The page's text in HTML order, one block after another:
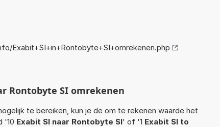
Exabit+SI+in+Rontobyte+SI+omrekenen.php
Rontobyte SI omrekenen
te bereiken, kun je de om te rekenen waarde het
'10 Exabit SI naar Rontobyte SI' of '1 Exabit SI to